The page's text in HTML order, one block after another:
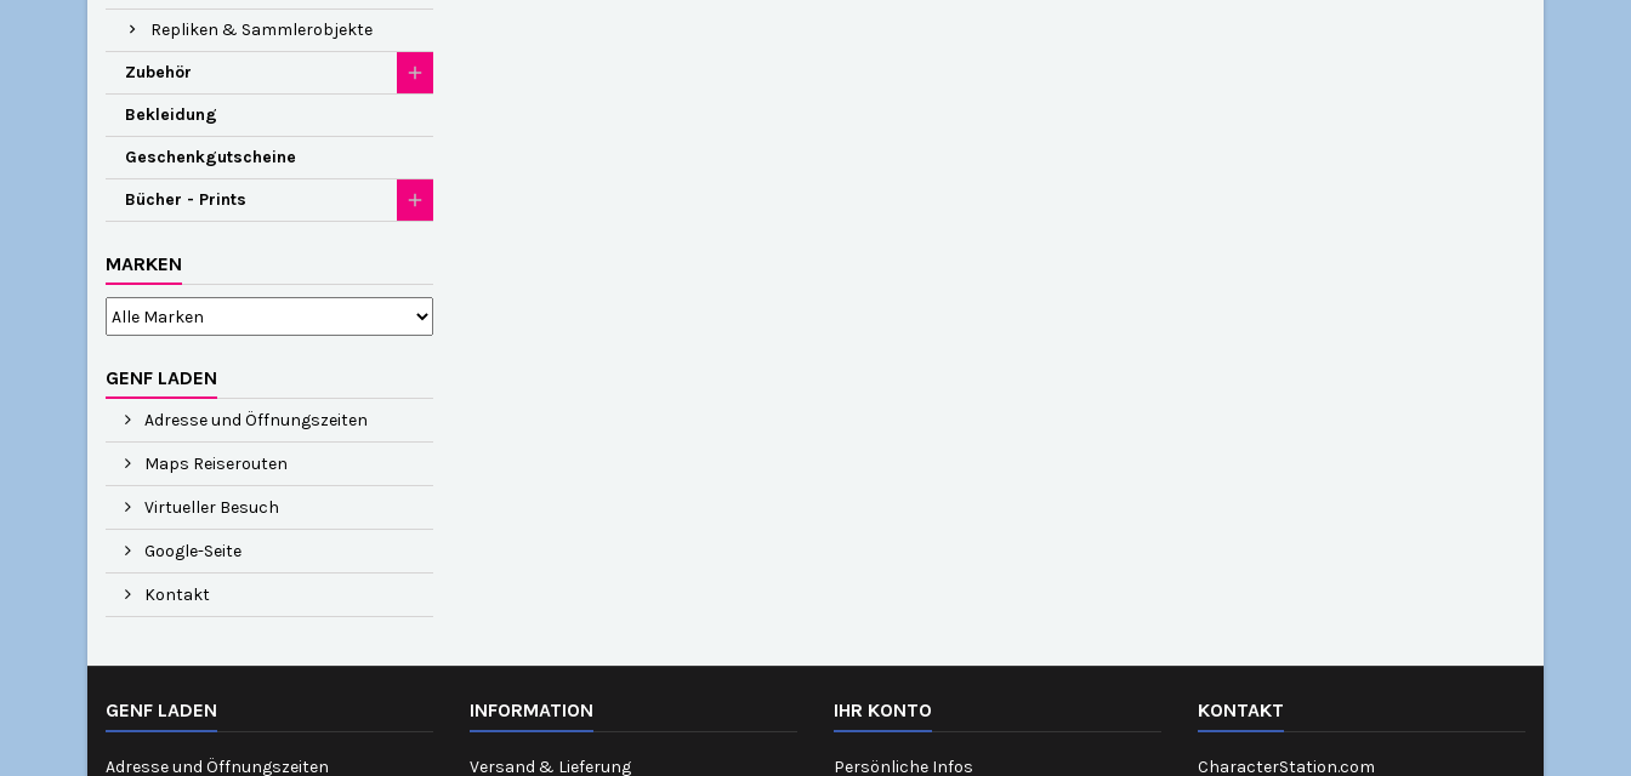
Repliken & Sammlerobjekte
Zubehör
Bekleidung
Geschenkgutscheine
Bücher - Prints
MARKEN
GENF LADEN
Adresse und Öffnungszeiten
Maps Reiserouten
Virtueller Besuch
Google-Seite
Kontakt
GENF LADEN
Adresse und Öffnungszeiten
INFORMATION
Versand & Lieferung
IHR KONTO
Persönliche Infos
KONTAKT
CharacterStation.com